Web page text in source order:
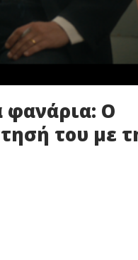
φανάρια: Ο
του με